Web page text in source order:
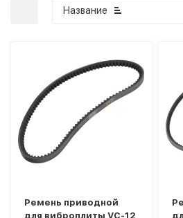
Название
покупателей
Ремень приводной
для виброплиты VC-12